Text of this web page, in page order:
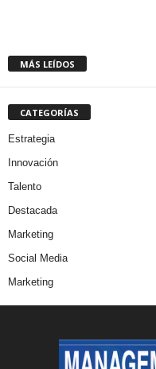
MÁS LEÍDOS
CATEGORÍAS
Estrategia
Innovación
Talento
Destacada
Marketing
Social Media
Marketing